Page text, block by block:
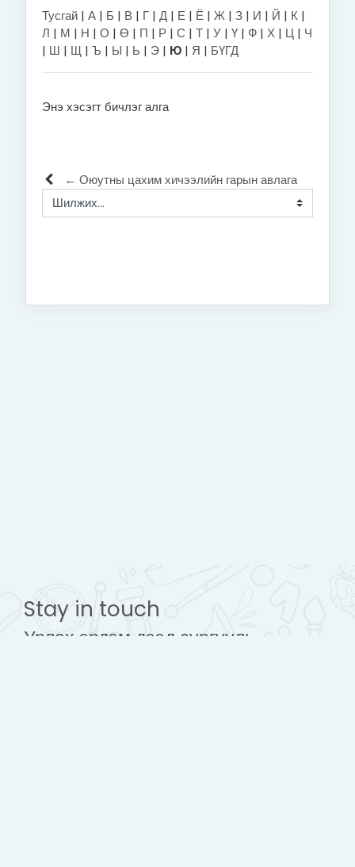
Тусгай | А | Б | В | Г | Д | Е | Ё | Ж | З | И | Й | К |
Л | М | Н | О | Ө | П | Р | С | Т | У | Ү | Ф | Х | Ц | Ч
| Ш | Щ | Ъ | Ы | Ь | Э | Ю | Я | БҮГД
Энэ хэсэгт бичлэг алга
← Оюутны цахим хичээлийн гарын авлага
Шилжих...
Stay in touch
Урлах эрдэм дээд сургууль